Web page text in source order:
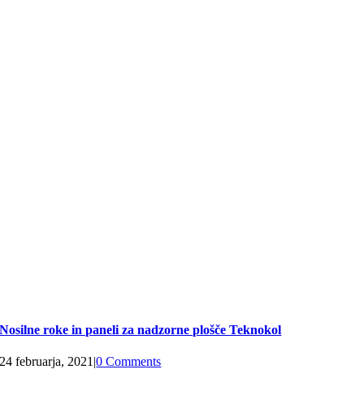
Nosilne roke in paneli za nadzorne plošče Teknokol
24 februarja, 2021 |0 Comments